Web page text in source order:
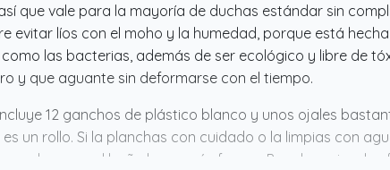
así que vale para la mayoría de duchas estándar sin
evitar líos con el moho y la humedad, porque está hecha
las bacterias, además de ser ecológico y libre de
y que aguante sin deformarse con el tiempo.
12 ganchos de plástico blanco y unos ojales
un rollo. Si la planchas con cuidado o la limpias con
ayuda a que el baño luzca más fresco. Por el precio y las